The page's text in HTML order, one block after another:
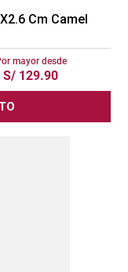
Cm Camel
mayor desde
S/ 129.90